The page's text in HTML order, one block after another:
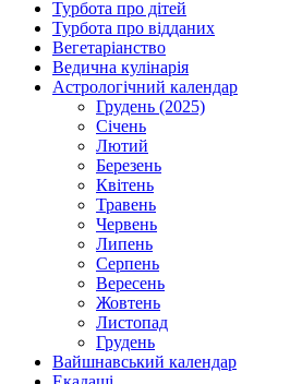
Турбота про дітей
Турбота про відданих
Вегетаріанство
Ведична кулінарія
Астрологічний календар
Грудень (2025)
Січень
Лютий
Березень
Квітень
Травень
Червень
Липень
Серпень
Вересень
Жовтень
Листопад
Грудень
Вайшнавський календар